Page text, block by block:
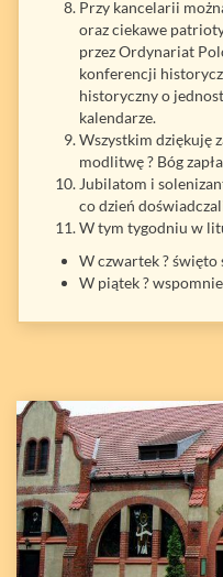
Przy kancelarii
oraz ciekawe
przez Ordynariat
konferencji
historyczny o
kalendarze.
Wszystkim dziękuję
modlitwę ? Bóg
Jubilatom i
co dzień
W tym tygodniu w
W czwartek ? święto
W piątek ?